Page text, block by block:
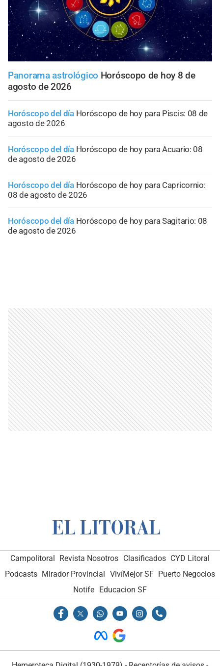
Panorama astrológico Horóscopo de hoy 8 de
agosto de 2026
Horóscopo del día Horóscopo de hoy para Piscis: 08 de
agosto de 2026
Horóscopo del día Horóscopo de hoy para Acuario: 08
de agosto de 2026
Horóscopo del día Horóscopo de hoy para Capricornio:
08 de agosto de 2026
Horóscopo del día Horóscopo de hoy para Sagitario: 08
de agosto de 2026
Campolitoral Revista Nosotros Clasificados CYD Litoral
Podcasts Mirador Provincial VivíMejor SF Puerto Negocios
Notife Educacion SF